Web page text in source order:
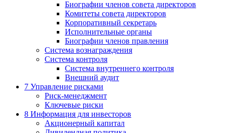
Биографии членов совета директоров
Комитеты совета директоров
Корпоративный секретарь
Исполнительные органы
Биографии членов правления
Система вознаграждения
Система контроля
Система внутреннего контроля
Внешний аудит
7 Управление рисками
Риск-менеджмент
Ключевые риски
8 Информация для инвесторов
Акционерный капитал